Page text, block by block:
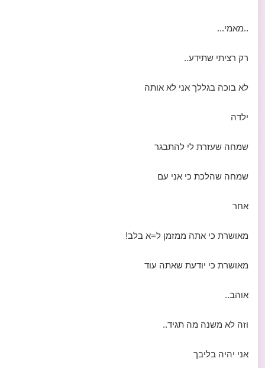
..מאמי...
רק רציתי שתידע..
לא בוכה בגללך אני לא אותה
ילדה
שמחה שעזרת לי להתבגר
שמחה שהלכת כי אני עם
אחר
מאושרת כי אתה ממזמן ל=א בלב!
מאושרת כי יודעת שאתה עוד
אוהב..
וזה לא משנה מה תגיד..
אני יהיה בליבך